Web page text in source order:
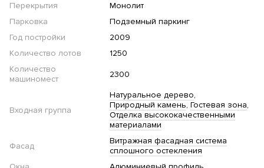
Перекрытия
Монолит
Парковка
Подземный паркинг
Год постройки
2009
Количество лотов
1250
Количество
машиномест
2300
Входная группа
Натуральное дерево
Природный камень Гостевая зона
Отделка высококачественными
материалами
Фасад
Витражная фасадная система
сплошного остекления